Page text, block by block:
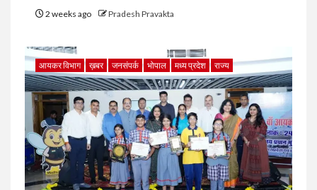
2 weeks ago Pradesh Pravakta
आयकर विभाग ख़बर जनसंपर्क भोपाल मध्य प्रदेश राज्य